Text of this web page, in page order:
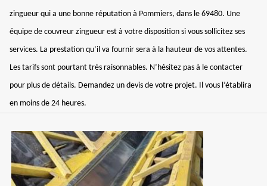
zingueur qui a une bonne réputation à Pommiers, dans le 69480. Une
équipe de couvreur zingueur est à votre disposition si vous sollicitez ses
services. La prestation qu’il va fournir sera à la hauteur de vos attentes.
Les tarifs sont pourtant très raisonnables. N’hésitez pas à le contacter
pour plus de détails. Demandez un devis de votre projet. Il vous l’établira
en moins de 24 heures.